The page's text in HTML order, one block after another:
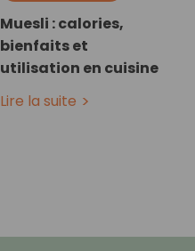
Muesli : calories,
bienfaits et
utilisation en cuisine
Lire la suite